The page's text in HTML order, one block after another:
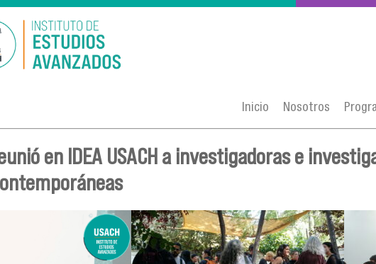
Inicio Nosotros
en IDEA USACH a investigadoras e